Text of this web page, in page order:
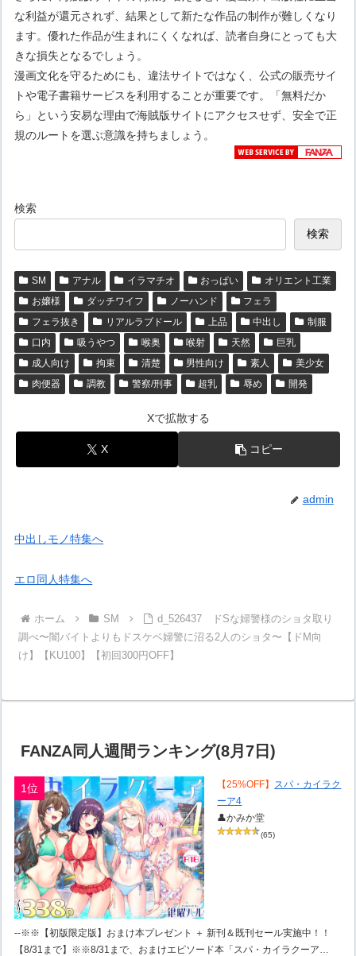
な利益が還元されず、結果として新たな作品の制作が難しくなり
ます。優れた作品が生まれにくくなれば、読者自身にとっても大
きな損失となるでしょう。
漫画文化を守るためにも、違法サイトではなく、公式の販売サイ
トや電子書籍サービスを利用することが重要です。「無料だか
ら」という安易な理由で海賊版サイトにアクセスせず、安全で正
規のルートを選ぶ意識を持ちましょう。
検索
検索
SM アナル イラマチオ おっぱい
オリエント工業
お嬢様
ダッチワイフ ノーハンド
フェラ
フェラ抜き
リアルラブドール 上品 中出し
制服
口内
吸うやつ 喉奥 喉射 天然
巨乳
成人向け
拘束 清楚 男性向け 素人
美少女
肉便器
調教 警察/刑事 超乳 辱め 開発
Xで拡散する
X コピー
admin
中出しモノ特集へ
エロ同人特集へ
ホーム SM
d_526437 ドSな婦警様のショタ取り
調べ〜闇バイトよりもドスケベ婦警に沼る2人のショタ〜【ドM向
け】【KU100】【初回300円OFF】
FANZA同人週間ランキング(8月7日)
1位 【25%OFF】
スパ・カイラク
ーア4
👤かみか堂
(65)
--※※【初版限定版】おまけ本プレゼント ＋ 新刊＆既刊セール実施中！！
【8/31まで】※※8/31まで、おまけエピソード本「スパ・カイラクーア…